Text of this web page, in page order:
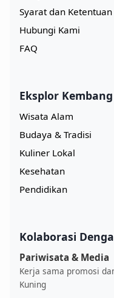
Syarat dan Ketentuan
Hubungi Kami
FAQ
Eksplor
Wisata Alam
Budaya & Tradisi
Kuliner Lokal
Kesehatan
Pendidikan
Kolaborasi
Pariwisata & Media
Kerja sama promosi
Kuning